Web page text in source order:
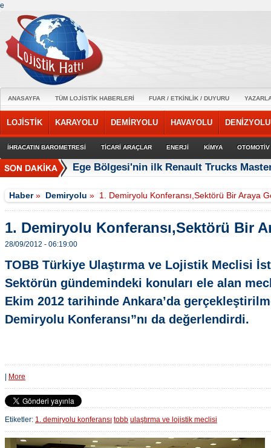
e
ANASAYFA TÜM LOJİSTİK HABERLERİ FUAR / ETKİNLİK / DUYURU
LOJİSTİK KARAYOLU DEMİRYOLU HAVAYOLU DENİZYOLU
İHRACATIN BAROMETRESİ TİCARİ ARAÇLAR ENERJİ KİMYA OTOMOTİV
Ege Bölgesi'nin ilk Renault Trucks
Haber» Demiryolu » 1. Demiryolu Konferansı,Sektörü Bir Araya
1. Demiryolu Konferansı,Sektörü Bir
28/09/2012 - 06:19:00
TOBB Türkiye Ulaştırma ve Lojistik Meclisi
Sektörün gündemindeki konuları ele alan
Ekim 2012 tarihinde Ankara’da
Demiryolu Konferansı”nı da değerlendirdi.
More
Etiketler: 1. demiryolu konferansı tobb ulaştırma ve lojistik meclisi